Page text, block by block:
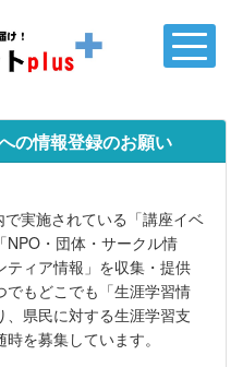
の情報登録のお願い
実施されている「講座イベ
NPO・団体・サークル情
ィア情報」を収集・提供
もどこでも「生涯学習情
県民に対する生涯学習支
を募集しています。